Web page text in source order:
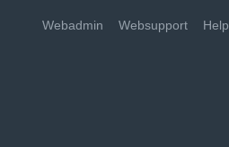
Webadmin Websupport Help